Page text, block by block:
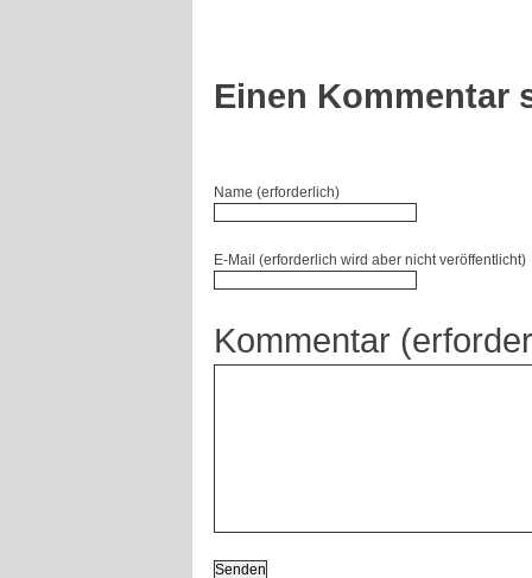
Einen Kommentar
Name (erforderlich)
E-Mail (erforderlich wird aber nicht veröffentlicht)
Kommentar